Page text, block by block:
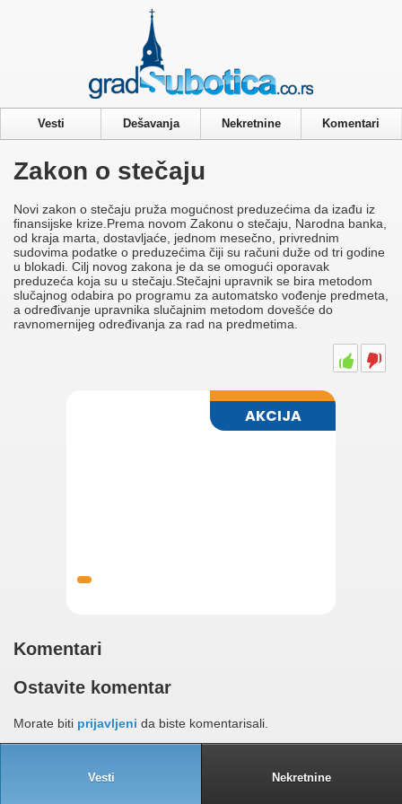
Vesti Dešavanja Nekretnine Komentari
Zakon o stečaju
Novi zakon o stečaju pruža mogućnost preduzećima da izađu iz
finansijske krize.Prema novom Zakonu o stečaju, Narodna banka,
od kraja marta, dostavljaće, jednom mesečno, privrednim
sudovima podatke o preduzećima čiji su računi duže od tri godine
u blokadi. Cilj novog zakona je da se omogući oporavak
preduzeća koja su u stečaju.Stečajni upravnik se bira metodom
slučajnog odabira po programu za automatsko vođenje predmeta,
a određivanje upravnika slučajnim metodom dovešće do
ravnomernijeg određivanja za rad na predmetima.
Komentari
Ostavite komentar
Morate biti prijavljeni da biste komentarisali.
Vesti Nekretnine
Privacy & Cookies Policy